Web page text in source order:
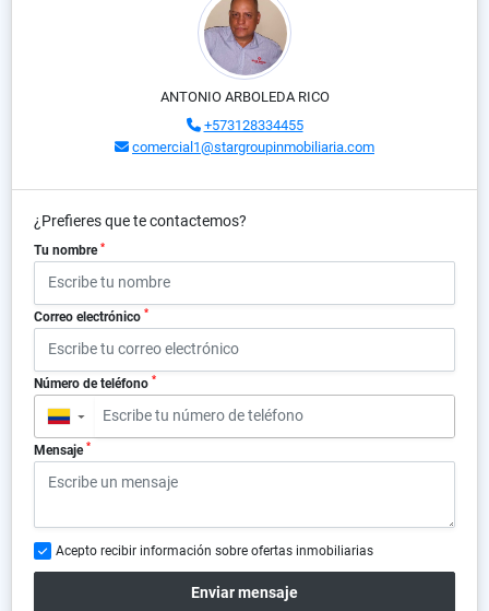
ANTONIO ARBOLEDA RICO
+573128334455
comercial1@stargroupinmobiliaria.com
¿Prefieres que te contactemos?
Tu nombre *
Correo electrónico *
Número de teléfono *
▼
Mensaje *
Acepto recibir información sobre ofertas inmobiliarias
Enviar mensaje